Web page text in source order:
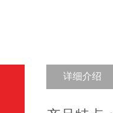
详细介绍